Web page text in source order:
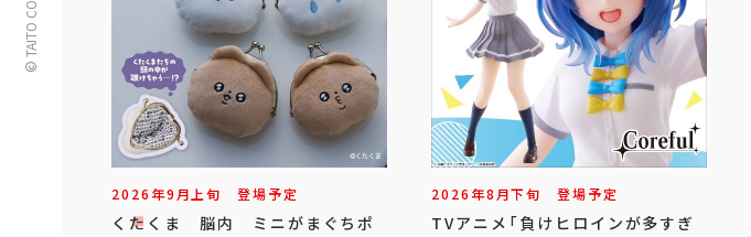
2026年9月上旬 登場予定
くたくま 脳内 ミニがまぐちポ
2026年8月下旬 登場予定
TVアニメ「負けヒロインが多すぎ